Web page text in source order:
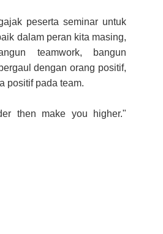
peserta seminar untuk
dalam peran kita masing,
teamwork, bangun
dengan orang positif,
positif pada team.
then make you higher."